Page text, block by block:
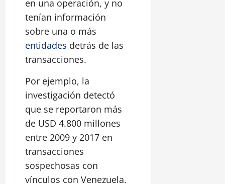
en una operación, y no
tenían información
sobre una o más
entidades detrás de las
transacciones.
Por ejemplo, la
investigación detectó
que se reportaron más
de USD 4.800 millones
entre 2009 y 2017 en
transacciones
sospechosas con
vínculos con Venezuela.